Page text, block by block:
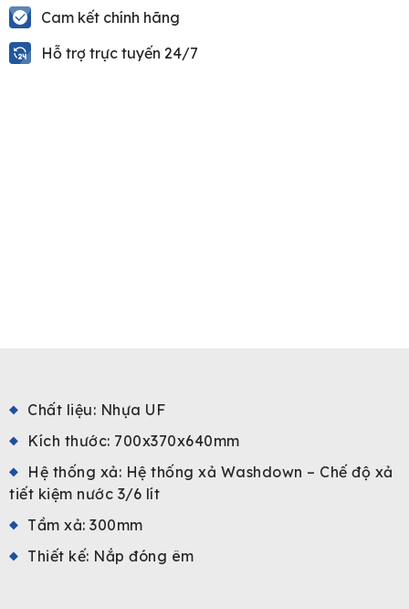
Cam kết chính hãng
Hỗ trợ trực tuyến 24/7
Chất liệu: Nhựa UF
Kích thước: 700x370x640mm
Hệ thống xả: Hệ thống xả Washdown – Chế độ xả
tiết kiệm nước 3/6 lít
Tầm xả: 300mm
Thiết kế: Nắp đóng êm